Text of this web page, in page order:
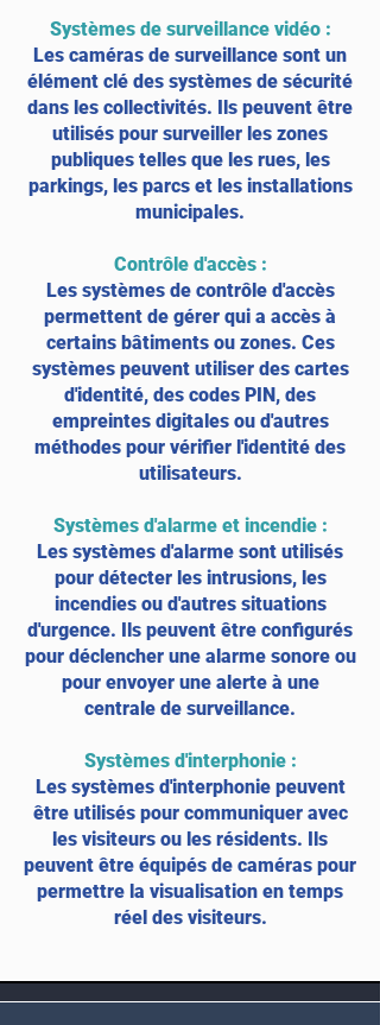
Systèmes de surveillance vidéo :
Les caméras de surveillance sont un
élément clé des systèmes de sécurité
dans les collectivités. Ils peuvent être
utilisés pour surveiller les zones
publiques telles que les rues, les
parkings, les parcs et les installations
municipales.
Contrôle d'accès:
Les systèmes de contrôle d'accès
permettent de gérer qui a accès à
certains bâtiments ou zones. Ces
systèmes peuvent utiliser des cartes
d'identité, des codes PIN, des
empreintes digitales ou d'autres
méthodes pour vérifier l'identité des
utilisateurs.
Systèmes d'alarme et incendie:
Les systèmes d'alarme sont utilisés
pour détecter les intrusions, les
incendies ou d'autres situations
d'urgence. Ils peuvent être configurés
pour déclencher une alarme sonore ou
pour envoyer une alerte à une
centrale de surveillance.
Systèmes d'interphonie:
Les systèmes d'interphonie peuvent
être utilisés pour communiquer avec
les visiteurs ou les résidents. Ils
peuvent être équipés de caméras pour
permettre la visualisation en temps
réel des visiteurs.